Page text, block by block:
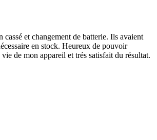
cassé et changement de batterie. Ils avaient
en stock. Heureux de pouvoir
de mon appareil et trés satisfait du résultat.